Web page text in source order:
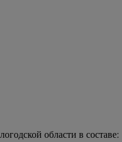
области в составе: